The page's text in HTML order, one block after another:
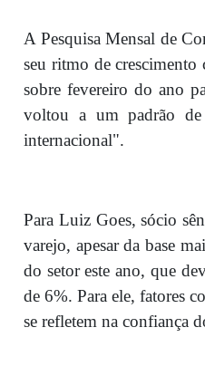
A Pesquisa Mensal de
seu ritmo de
sobre fevereiro do ano
voltou a um padrão de
internacional".
Para Luiz Goes, sócio
varejo, apesar da base
do setor este ano, que
de 6%. Para ele, fatores
se refletem na confiança